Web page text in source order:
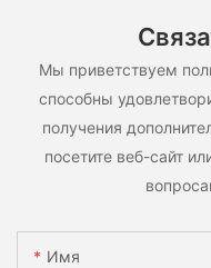
Мы приветствуем
способны
получения
посетите веб-сайт
Имя